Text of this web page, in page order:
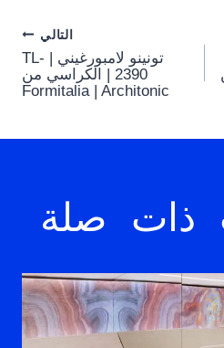
التالي
تونينو لامبورغيني | TL-
2390 | الكراسي من
Formitalia | Architonic
ذات صلة